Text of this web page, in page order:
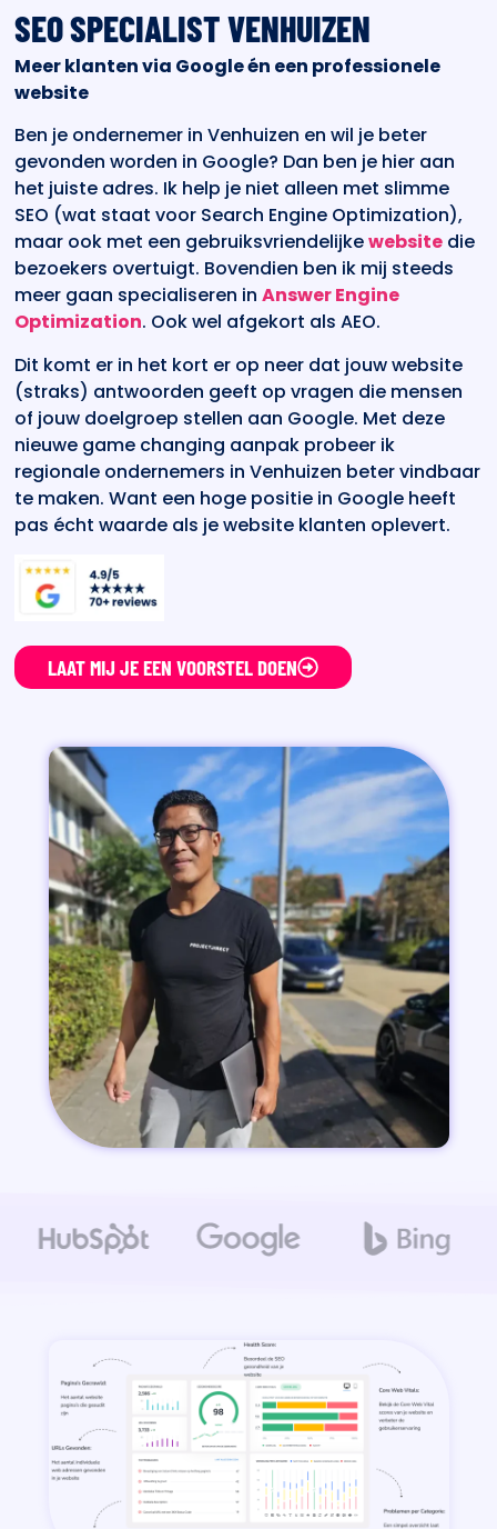
SEO SPECIALIST VENHUIZEN
Meer klanten via Google én een professionele
website
Ben je ondernemer in Venhuizen en wil je beter
gevonden worden in Google? Dan ben je hier aan
het juiste adres. Ik help je niet alleen met slimme
SEO (wat staat voor Search Engine Optimization),
maar ook met een gebruiksvriendelijkewebsite die
bezoekers overtuigt. Bovendien ben ik mij steeds
meer gaan specialiseren inAnswer Engine
Optimization. Ook wel afgekort als AEO.
Dit komt er in het kort er op neer dat jouw website
(straks) antwoorden geeft op vragen die mensen
of jouw doelgroep stellen aan Google. Met deze
nieuwe game changing aanpak probeer ik
regionale ondernemers in Venhuizen beter vindbaar
te maken. Want een hoge positie in Google heeft
pas écht waarde als je website klanten oplevert.
LAAT MIJ JE EEN VOORSTEL DOEN